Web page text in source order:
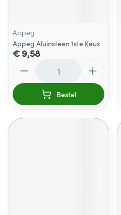
Appeg
Appeg Aluinsteen 1ste Keus
€ 9,58
Bestel